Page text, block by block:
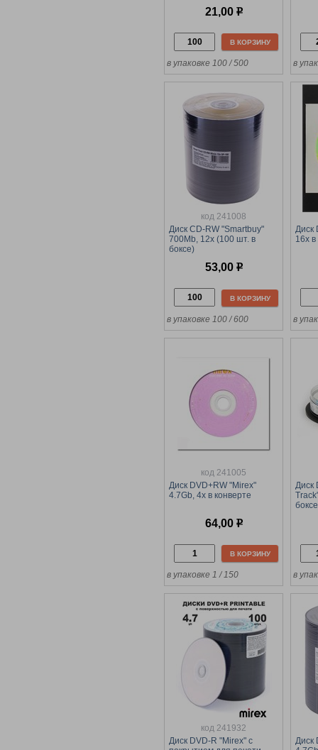
21,00 р
В КОРЗИНУ
в упаковке 100 / 500 в
код 241008
Диск CD-RW "Smartbuy"
700Mb, 12х (100 шт. в
боксе)
53,00 р
В КОРЗИНУ
в упаковке 100 / 600
Диск
16х
в
код 241005
Диск DVD+RW "Mirex"
4.7Gb, 4х в конверте
64,00 р
В КОРЗИНУ
в упаковке 1 / 150
Диск
в
код 241932
Диск DVD-R "Mirex" с
Диск